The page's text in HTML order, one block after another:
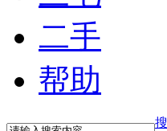
二手
帮助
搜